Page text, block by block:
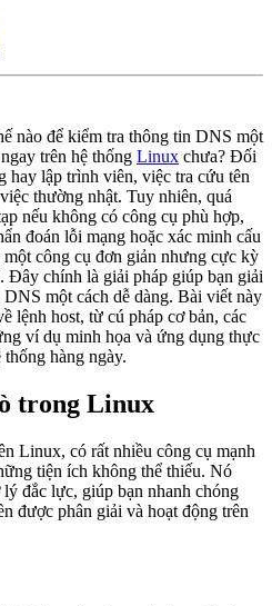
nào để kiểm tra thông tin DNS một
trên hệ thống Linux chưa? Đối
hay lập trình viên, việc tra cứu tên
thường nhật. Tuy nhiên, quá
nếu không có công cụ phù hợp,
đoán lỗi mạng hoặc xác minh cấu
công cụ đơn giản nhưng cực kỳ
Đây chính là giải pháp giúp bạn giải
một cách dễ dàng. Bài viết này
lệnh host, từ cú pháp cơ bản, các
ví dụ minh họa và ứng dụng thực
hàng ngày.
trong Linux
Linux, có rất nhiều công cụ mạnh
tiện ích không thể thiếu. Nó
đắc lực, giúp bạn nhanh chóng
được phân giải và hoạt động trên